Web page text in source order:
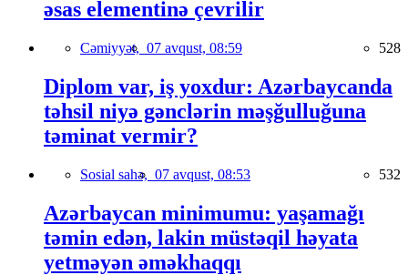
əsas elementinə çevrilir
Cəmiyyət, 07 avqust, 08:59 528
Diplom var, iş yoxdur: Azərbaycanda
təhsil niyə gənclərin məşğulluğuna
təminat vermir?
Sosial sahə, 07 avqust, 08:53 532
Azərbaycan minimumu: yaşamağı
təmin edən, lakin müstəqil həyata
yetməyən əməkhaqqı